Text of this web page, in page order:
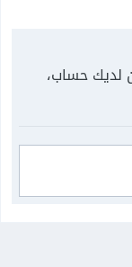
لديك حساب،